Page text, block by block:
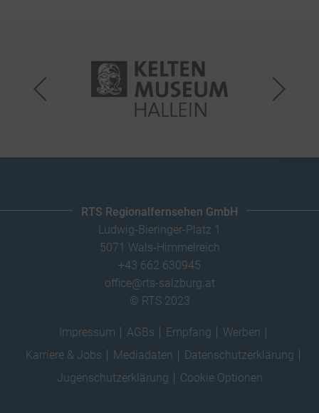
RTS Regionalfernsehen GmbH
Ludwig-Bieringer-Platz 1
5071 Wals-Himmelreich
+43 662 630945
office@rts-salzburg.at
© RTS 2023
Impressum AGBs Empfang
Werben
Karriere & Jobs
Mediadaten
Datenschutzerklärung
Jugenschutzerklärung
Cookie Optionen